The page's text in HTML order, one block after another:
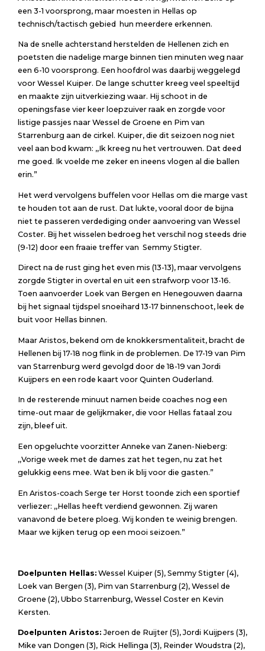
een 3-1 voorsprong, maar moesten in Hellas op
technisch/tactisch gebied hun meerdere erkennen.
Na de snelle achterstand herstelden de Hellenen zich en
poetsten die nadelige marge binnen tien minuten weg naar
een 6-10 voorsprong. Een hoofdrol was daarbij weggelegd
voor Wessel Kuiper. De lange schutter kreeg veel speeltijd
en maakte zijn uitverkiezing waar. Hij schoot in de
openingsfase vier keer loepzuiver raak en zorgde voor
listige passjes naar Wessel de Groene en Pim van
Starrenburg aan de cirkel. Kuiper, die dit seizoen nog niet
veel aan bod kwam: ,,Ik kreeg nu het vertrouwen. Dat deed
me goed. Ik voelde me zeker en ineens vlogen al die ballen
erin.”
Het werd vervolgens buffelen voor Hellas om die marge vast
te houden tot aan de rust. Dat lukte, vooral door de bijna
niet te passeren verdediging onder aanvoering van Wessel
Coster. Bij het wisselen bedroeg het verschil nog steeds drie
(9-12) door een fraaie treffer van Semmy Stigter.
Direct na de rust ging het even mis (13-13), maar vervolgens
zorgde Stigter in overtal en uit een strafworp voor 13-16.
Toen aanvoerder Loek van Bergen en Henegouwen daarna
bij het signaal tijdspel snoeihard 13-17 binnenschoot, leek de
buit voor Hellas binnen.
Maar Aristos, bekend om de knokkersmentaliteit, bracht de
Hellenen bij 17-18 nog flink in de problemen. De 17-19 van Pim
van Starrenburg werd gevolgd door de 18-19 van Jordi
Kuijpers en een rode kaart voor Quinten Ouderland.
In de resterende minuut namen beide coaches nog een
time-out maar de gelijkmaker, die voor Hellas fataal zou
zijn, bleef uit.
Een opgeluchte voorzitter Anneke van Zanen-Nieberg:
,,Vorige week met de dames zat het tegen, nu zat het
gelukkig eens mee. Wat ben ik blij voor die gasten.”
En Aristos-coach Serge ter Horst toonde zich een sportief
verliezer: ,,Hellas heeft verdiend gewonnen. Zij waren
vanavond de betere ploeg. Wij konden te weinig brengen.
Maar we kijken terug op een mooi seizoen.”
Doelpunten Hellas:Wessel Kuiper (5), Semmy Stigter (4),
Loek van Bergen (3), Pim van Starrenburg (2), Wessel de
Groene (2), Ubbo Starrenburg, Wessel Coster en Kevin
Kersten.
Doelpunten Aristos: Jeroen de Ruijter (5), Jordi Kuijpers (3),
Mike van Dongen (3), Rick Hellinga (3), Reinder Woudstra (2),